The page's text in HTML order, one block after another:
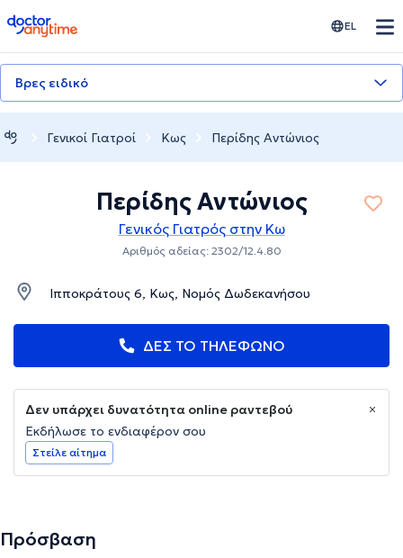
doctoranytime EL
Βρες ειδικό
Γενικοί Γιατροί Κως Περίδης Αντώνιος
Περίδης Αντώνιος
Γενικός Γιατρός στην Κω
Αριθμός αδείας: 2302/12.4.80
Ιπποκράτους 6, Κως, Νομός Δωδεκανήσου
ΔΕΣ ΤΟ ΤΗΛΕΦΩΝΟ
Δεν υπάρχει δυνατότητα online ραντεβού
Εκδήλωσε το ενδιαφέρον σου
Στείλε αίτημα
Πρόσβαση